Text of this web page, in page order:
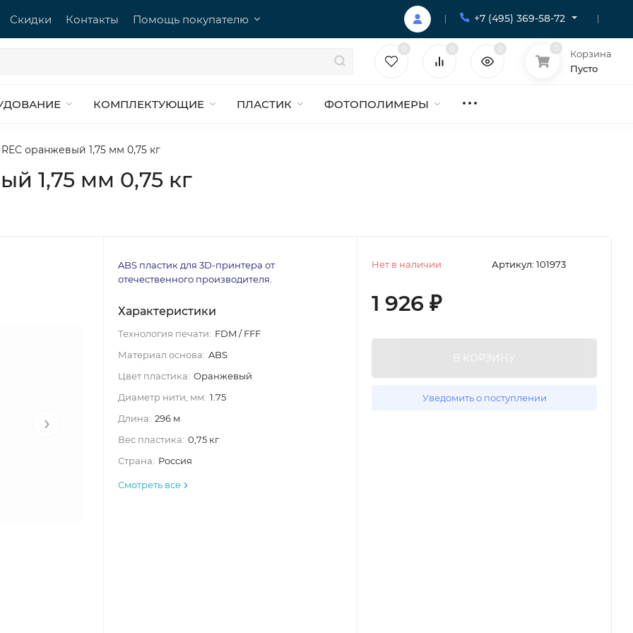
Скидки Контакты Помощь покупателю +7 (495) 369-58-72
Корзина
Пусто
КОМПЛЕКТУЮЩИЕ ПЛАСТИК ФОТОПОЛИМЕРЫ
оранжевый 1,75 мм 0,75 кг
1,75 мм 0,75 кг
›
ABS пластик для 3D-принтера от
отечественного производителя.
Характеристики
Технология печати: FDM / FFF
Материал основа: ABS
Цвет пластика: Оранжевый
Диаметр нити, мм: 1.75
Длина: 296 м
Вес пластика: 0,75 кг
Страна: Россия
Смотреть все
Артикул: 101973
Нет в наличии
1 926₽
В КОРЗИНУ
Уведомить о поступлении